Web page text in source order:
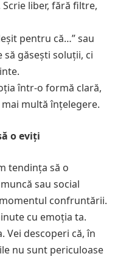
liber, fără filtre,
pentru că…” sau
să găsești soluții, ci
într-o formă clară,
multă înțelegere.
o eviți
tendința să o
sau social
confruntării.
cu emoția ta.
Vei descoperi că, în
nu sunt periculoase